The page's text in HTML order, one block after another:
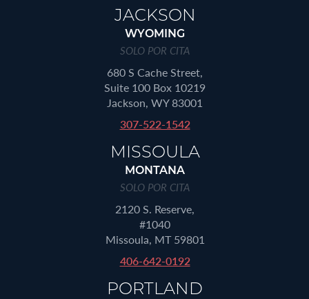
JACKSON
WYOMING
SOLO POR CITA
680 S Cache Street,
Suite 100 Box 10219
Jackson, WY 83001
307-522-1542
MISSOULA
MONTANA
SOLO POR CITA
2120 S. Reserve,
#1040
Missoula, MT 59801
406-642-0192
PORTLAND